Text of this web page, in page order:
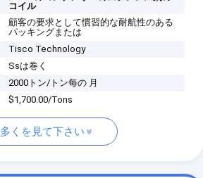
コイル
顧客の要求として慣習的な耐航性のある
パッキングまたは
Tisco Technology
Ssは巻く
2000トン/トン每の 月
$1,700.00/Tons
多くを見て下さい